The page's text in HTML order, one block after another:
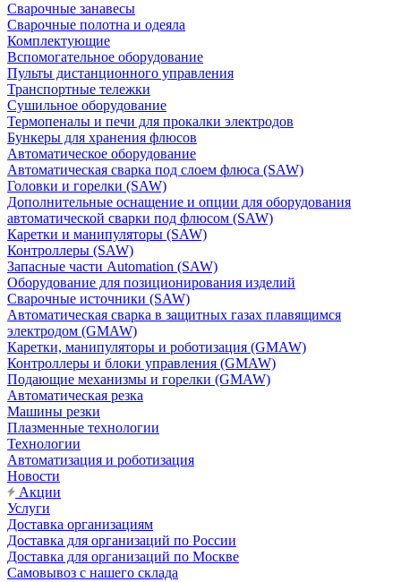
Сварочные занавесы
Сварочные полотна и одеяла
Комплектующие
Вспомогательное оборудование
Пульты дистанционного управления
Транспортные тележки
Сушильное оборудование
Термопеналы и печи для прокалки электродов
Бункеры для хранения флюсов
Автоматическое оборудование
Автоматическая сварка под слоем флюса (SAW)
Головки и горелки (SAW)
Дополнительные оснащение и опции для оборудования
автоматической сварки под флюсом (SAW)
Каретки и манипуляторы (SAW)
Контроллеры (SAW)
Запасные части Automation (SAW)
Оборудование для позиционирования изделий
Сварочные источники (SAW)
Автоматическая сварка в защитных газах плавящимся
электродом (GMAW)
Каретки, манипуляторы и роботизация (GMAW)
Контроллеры и блоки управления (GMAW)
Подающие механизмы и горелки (GMAW)
Автоматическая резка
Машины резки
Плазменные технологии
Технологии
Автоматизация и роботизация
Новости
Акции
Услуги
Доставка организациям
Доставка для организаций по России
Доставка для организаций по Москве
Самовывоз с нашего склада